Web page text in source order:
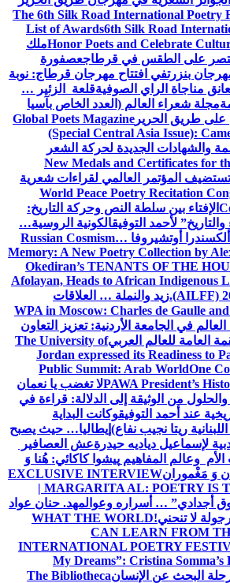
The 6th Silk Road International Poetry
List of Awards6th Silk Road
Honor Poets and Celebrateملك
على الطقس في قرطاجعصفورة
بنزرتفي افتتاح مهرجان قرطاج: نوبة
مناجاة الراي الصوفيةقلعة الزئير …
مجلة شعراء العالم (العدد الخاص بآسيا
طريق الحرير Global Poets Magazine
(Special Central Asia Issue):
والشهادات الجديدة لحركة الشعر
New Medals and Certificates for
المؤتمر العالمي لقراءات شعرية
World Peace Poetry Recitation
الإفتاء بين سلطة النص وحركة التاريخ:
لأحمد التوفيقالكونية الروسية…
أوتشيروفا Russian Cosmism…
Memory: A New Poetry Collection by
Okediran’s TENANTS OF THE
Afolayan, Heads to African Indigenous
(AILFF) زيد والنملة … العلاقات
WPA in Moscow: Charles de Gaulle
في الجامعة الأردنية: تعزيز التعاون
العامة للعالم العربيThe University of
Jordan expressed its Readiness to
Public Summit: Arab WorldOne
PAWA President’sلا تغضب يا نعمان
من الوثيقة إلى الدلالة: قراءة في
عند أحمد التوفيقوكانت البداية
ريتا نجيب نفاع) إيطاليا… حيث يصبح
لإسماعيل دياديه حيدرةعش العصافير
وعالم المفاهيم پیشوا کاکائي: هُنا وَ
وَ مَغْمورانEXCLUSIVE INTERVIEW
| MARGARITA AL: POETRY IS
أجدادي” … أسراره وعوالمهد. حنان عواد
لا تنحني!WHAT THE WORLD
CAN LEARN FROM
INTERNATIONAL POETRY
My Dreams”: Cristina Somma’s
البحث عن الإنسانThe Bibliotheca